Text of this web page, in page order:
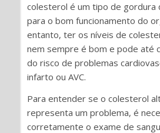
colesterol é um tipo de gordura
para o bom funcionamento do
entanto, ter os níveis de
nem sempre é bom e pode até
do risco de problemas
infarto ou AVC.
Para entender se o colesterol
representa um problema, é
corretamente o exame de